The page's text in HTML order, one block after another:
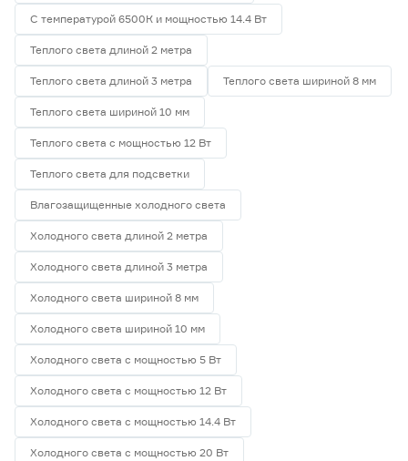
С температурой 6500К и мощностью 14.4 Вт
Теплого света длиной 2 метра
Теплого света длиной 3 метра Теплого света шириной 8 мм
Теплого света шириной 10 мм
Теплого света с мощностью 12 Вт
Теплого света для подсветки
Влагозащищенные холодного света
Холодного света длиной 2 метра
Холодного света длиной 3 метра
Холодного света шириной 8 мм
Холодного света шириной 10 мм
Холодного света с мощностью 5 Вт
Холодного света с мощностью 12 Вт
Холодного света с мощностью 14.4 Вт
Холодного света с мощностью 20 Вт